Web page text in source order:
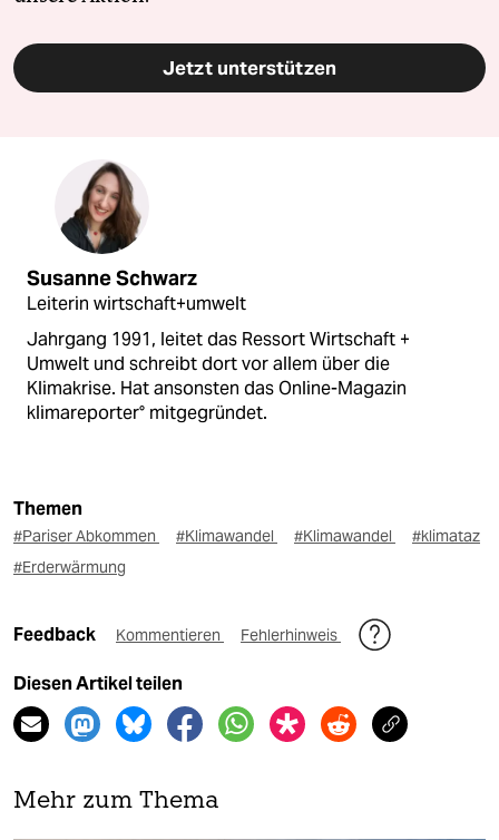
Jetzt unterstützen
Susanne Schwarz
Leiterin wirtschaft+umwelt
Jahrgang 1991, leitet das Ressort Wirtschaft +
Umwelt und schreibt dort vor allem über die
Klimakrise. Hat ansonsten das Online-Magazin
klimareporter° mitgegründet.
Themen
#Pariser Abkommen #Klimawandel #Klimawandel
#klimataz
#Erderwärmung
Feedback Kommentieren Fehlerhinweis
Diesen Artikel teilen
Mehr zum Thema